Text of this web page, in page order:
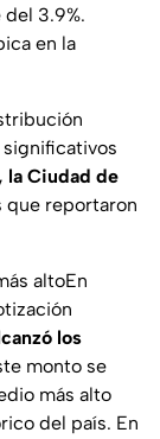
del 3.9%.
en la
significativos
la Ciudad de
que reportaron
altoEn
los
monto se
más alto
del país. En